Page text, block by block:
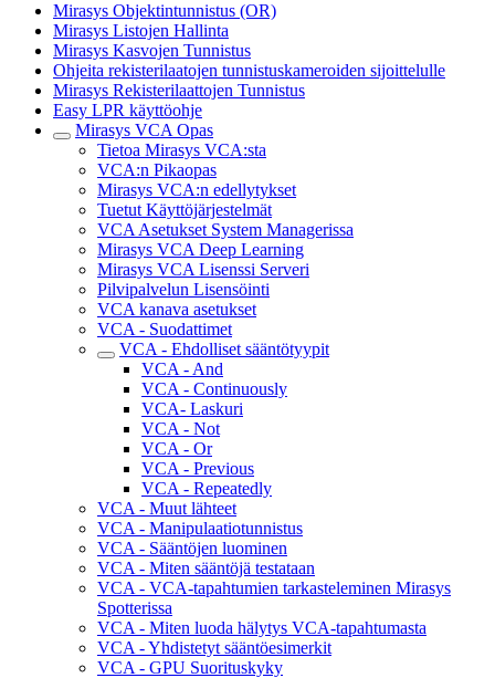
Mirasys Objektintunnistus (OR)
Mirasys Listojen Hallinta
Mirasys Kasvojen Tunnistus
Ohjeita rekisterilaatojen tunnistuskameroiden sijoittelulle
Mirasys Rekisterilaattojen Tunnistus
Easy LPR käyttöohje
Mirasys VCA Opas
Tietoa Mirasys VCA:sta
VCA:n Pikaopas
Mirasys VCA:n edellytykset
Tuetut Käyttöjärjestelmät
VCA Asetukset System Managerissa
Mirasys VCA Deep Learning
Mirasys VCA Lisenssi Serveri
Pilvipalvelun Lisensöinti
VCA kanava asetukset
VCA - Suodattimet
VCA - Ehdolliset sääntötyypit
VCA - And
VCA - Continuously
VCA- Laskuri
VCA - Not
VCA - Or
VCA - Previous
VCA - Repeatedly
VCA - Muut lähteet
VCA - Manipulaatiotunnistus
VCA - Sääntöjen luominen
VCA - Miten sääntöjä testataan
VCA - VCA-tapahtumien tarkasteleminen Mirasys
Spotterissa
VCA - Miten luoda hälytys VCA-tapahtumasta
VCA - Yhdistetyt sääntöesimerkit
VCA - GPU Suorituskyky